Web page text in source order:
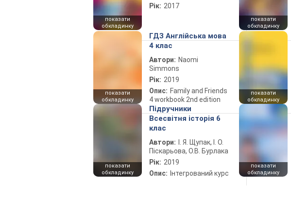
показати
обкладинку
Рік: 2017
показати
обкладинку
показати
обкладинку
ГДЗ Англійська мова
4 клас
Автори: Naomi
Simmons
Рік: 2019
Опис: Family and Friends
4 workbook 2nd edition
показати
обкладинку
показати
обкладинку
Підручники
Всесвітня історія 6
клас
Автори:
І. Я. Щупак, І. О.
Піскарьова, О.В. Бурлака
Рік: 2019
Опис: Інтегрований курс
показати
обкладинку